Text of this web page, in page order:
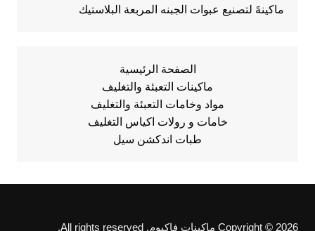
ماكينهً لتصنيع عبوات الجبنه المربعة البلاستيك
الصفحة الرئيسية
ماكينات التعبئة والتغليف
مواد وخامات التعبئة والتغليف
خامات و رولات اكياس التغليف
طبات اندكشن سيل
Copyright © 2026 ماكينات فاكيوم. All rights reserved.